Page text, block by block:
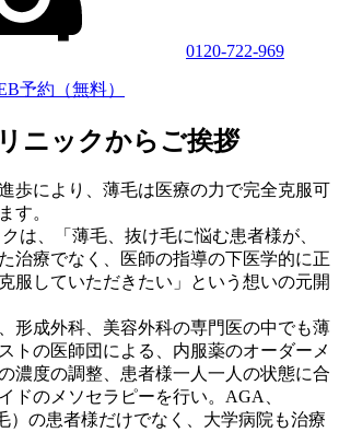
0120-722-969
予約（無料）
ニックからご挨拶
歩により、薄毛は医療の力で完全克服可
す。
は、「薄毛、抜け毛に悩む患者様が、
治療でなく、医師の指導の下医学的に正
服していただきたい」という想いの元開
形成外科、美容外科の専門医の中でも薄
トの医師団による、内服薬のオーダーメ
濃度の調整、患者様一人一人の状態に合
ドのメソセラピーを行い。AGA、
）の患者様だけでなく、大学病院も治療